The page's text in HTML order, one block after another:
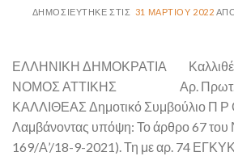
31 ΜΑΡΤΊΟΥ 2022
ΕΛΛΗΝΙΚΗ ΔΗΜΟΚΡΑΤΙΑ
ΝΟΜΟΣ ΑΤΤΙΚΗΣ Αρ. Πρωτ.
ΚΑΛΛΙΘΕΑΣ Δημοτικό Συμβούλιο Π
Λαμβάνοντας υπόψη: Το άρθρο 67
169/Α’/18-9-2021). Τη με αρ. 74